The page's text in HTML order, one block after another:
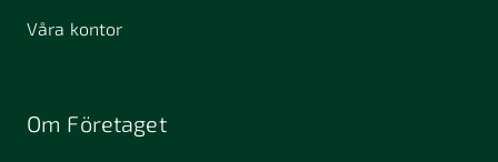
Våra kontor
Om Företaget